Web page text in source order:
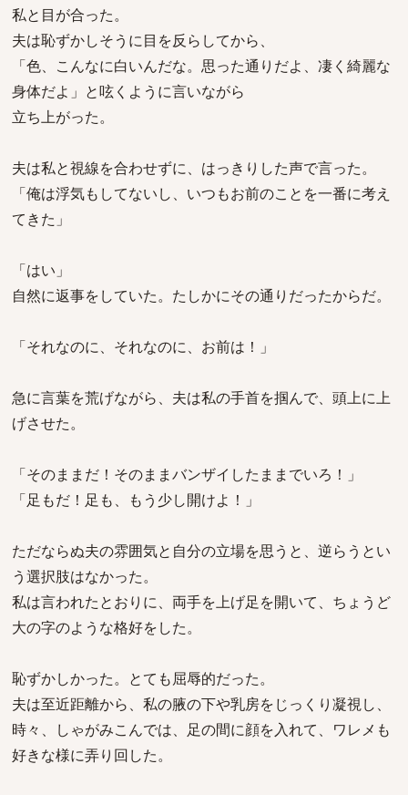
私と目が合った。
夫は恥ずかしそうに目を反らしてから、
「色、こんなに白いんだな。思った通りだよ、凄く綺麗な
身体だよ」と呟くように言いながら
立ち上がった。
夫は私と視線を合わせずに、はっきりした声で言った。
「俺は浮気もしてないし、いつもお前のことを一番に考え
てきた」
「はい」
自然に返事をしていた。たしかにその通りだったからだ。
「それなのに、それなのに、お前は！」
急に言葉を荒げながら、夫は私の手首を掴んで、頭上に上
げさせた。
「そのままだ！そのままバンザイしたままでいろ！」
「足もだ！足も、もう少し開けよ！」
ただならぬ夫の雰囲気と自分の立場を思うと、逆らうとい
う選択肢はなかった。
私は言われたとおりに、両手を上げ足を開いて、ちょうど
大の字のような格好をした。
恥ずかしかった。とても屈辱的だった。
夫は至近距離から、私の腋の下や乳房をじっくり凝視し、
時々、しゃがみこんでは、足の間に顔を入れて、ワレメも
好きな様に弄り回した。